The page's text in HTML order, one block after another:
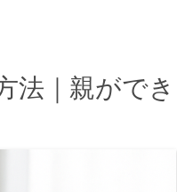
法｜親ができ